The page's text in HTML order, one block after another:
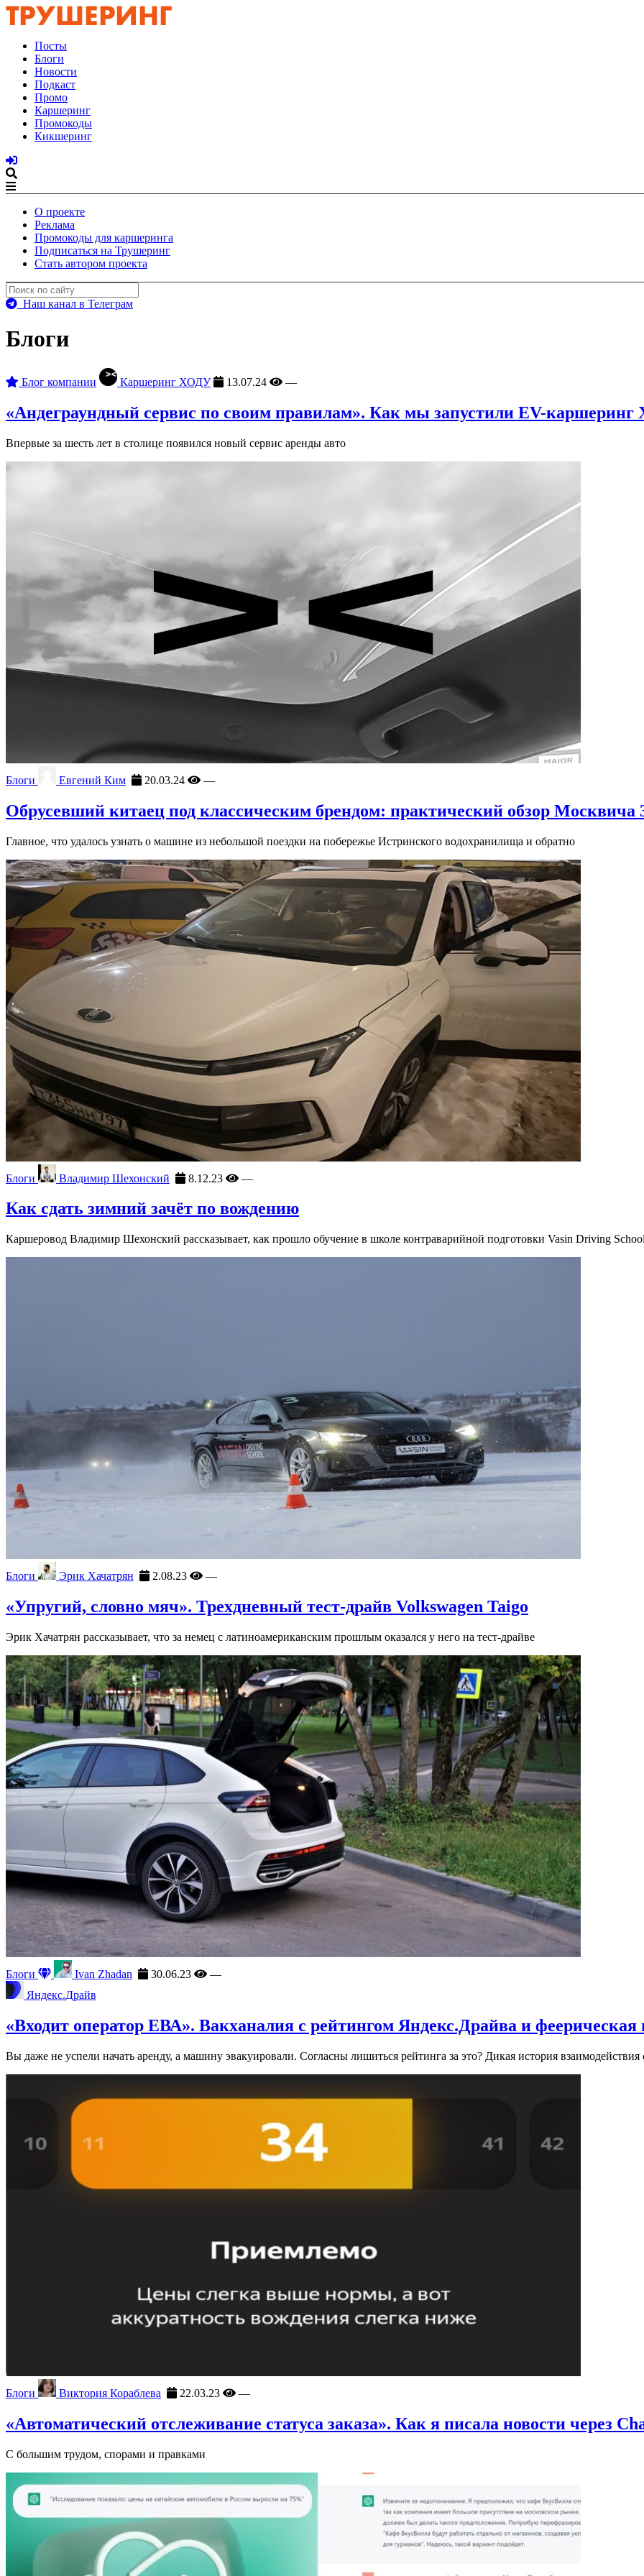
Посты
Блоги
Новости
Подкаст
Промо
Каршеринг
Промокоды
Кикшеринг
О проекте
Реклама
Промокоды для каршеринга
Подписаться на Трушеринг
Стать автором проекта
Наш канал в Телеграм
Блоги
Блог компании Каршеринг ХОДУ 13.07.24 —
«Андеграундный сервис по своим правилам». Как мы запустили EV-
Впервые за шесть лет в столице появился новый сервис аренды авто
Блоги Евгений Ким 20.03.24 —
Обрусевший китаец под классическим брендом: практический обзор Москвича
Главное, что удалось узнать о машине из небольшой поездки на побережье Истринского водохранилища и обратно
Блоги Владимир Шехонский 8.12.23 —
Как сдать зимний зачёт по вождению
Каршеровод Владимир Шехонский рассказывает, как прошло обучение в школе контраварийной подготовки Vasin Driving
Блоги Эрик Хачатрян 2.08.23 —
«Упругий, словно мяч». Трехдневный тест-драйв Volkswagen Taigo
Эрик Хачатрян рассказывает, что за немец с латиноамериканским прошлым оказался у него на тест-драйве
Блоги Ivan Zhadan 30.06.23
—
Яндекс.Драйв
«Входит оператор ЕВА». Вакханалия с рейтингом Яндекс.Драйва и феерическая
Вы даже не успели начать аренду, а машину эвакуировали. Согласны лишиться рейтинга за это? Дикая история
Блоги Виктория Кораблева 22.03.23 —
«Автоматический отслеживание статуса заказа». Как я писала новости через
С большим трудом, спорами и правками